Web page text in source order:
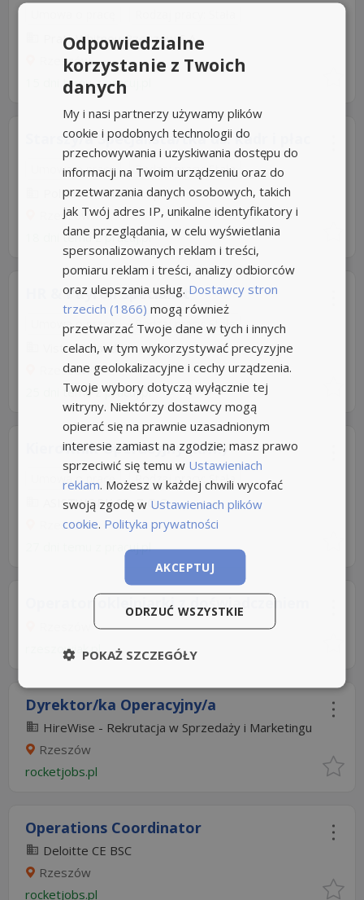
Pratt Whitney Rzeszów S.A
Rzeszów
15 dni temu zpracuj.pl
Starszy/a Specjalista/tka ds. kadr i płac
Umowa o pracę Rodzaj pracy: Stała
Polskie ePłatności Sp. z o.o
Rzeszów
18 dni temu z pracuj.pl
HR & Payroll Specialist
Umowa o pracę Rodzaj pracy: Stała
Vistra Poland
Rzeszów
25 dni temu zpracuj.pl
Kierownik Operacyjny (k/m)
Umowa o pracę Rodzaj pracy: Stała
ASISTWORK SP. Z O.O
Rzeszów
pracuj.pl
Operator okleiniarki z doświadczeniem
rzeszowiak.pl
Dyrektor/ka Operacyjny/a
HireWise - Rekrutacja w Sprzedaży i Marketingu
Rzeszów
rocketjobs.pl
Operations Coordinator
Deloitte CE BSC
Rzeszów
rocketjobs.pl
Odpowiedzialne
korzystanie z Twoich
danych
My i nasi partnerzy używamy plików
cookie i podobnych technologii do
przechowywania i uzyskiwania dostępu do
informacji na Twoim urządzeniu oraz do
przetwarzania danych osobowych, takich
jak Twój adres IP, unikalne identyfikatory i
dane przeglądania, w celu wyświetlania
spersonalizowanych reklam i treści,
pomiaru reklam i treści, analizy odbiorców
oraz ulepszania usług. Dostawcy stron
trzecich (1866) mogą również
przetwarzać Twoje dane w tych i innych
celach, w tym wykorzystywać precyzyjne
dane geolokalizacyjne i cechy urządzenia.
Twoje wybory dotyczą wyłącznie tej
witryny. Niektórzy dostawcy mogą
opierać się na prawnie uzasadnionym
interesie zamiast na zgodzie; masz prawo
sprzeciwić się temu w Ustawieniach
reklam. Możesz w każdej chwili wycofać
swoją zgodę w Ustawieniach plików
cookie. Polityka prywatności
AKCEPTUJ
ODRZUĆ WSZYSTKIE
POKAŻ SZCZEGÓŁY